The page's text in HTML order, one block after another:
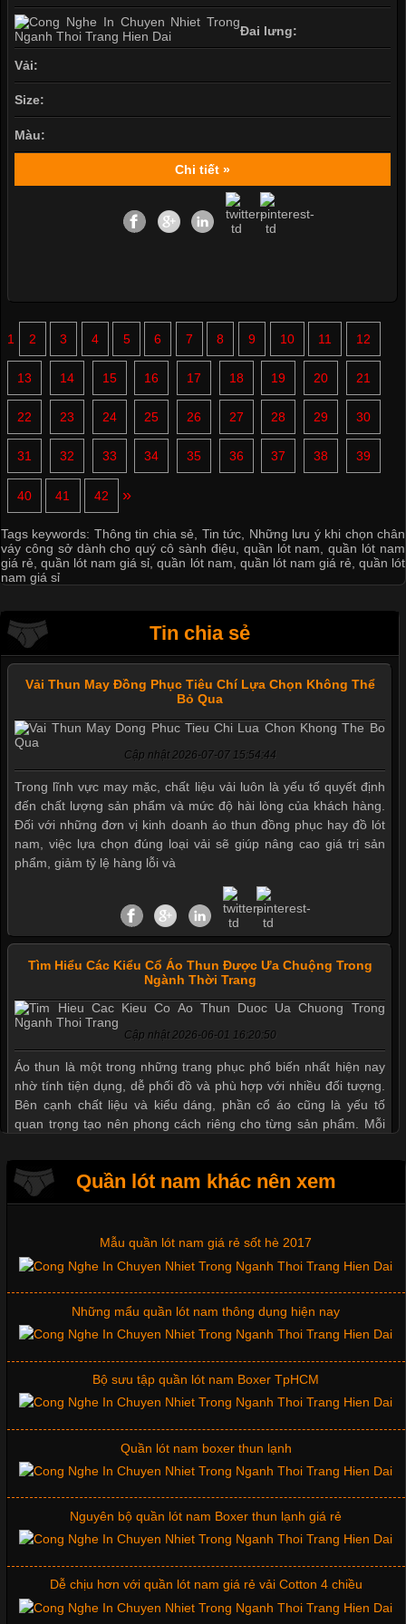
Đai lưng:
Vải:
Size:
Màu:
Chi tiết »
1 2 3 4 5 6 7 8 9 10 11 12
13 14 15 16 17 18 19 20 21
22 23 24 25 26 27 28 29 30
31 32 33 34 35 36 37 38 39
40 41 42 »
Tags keywords: Thông tin chia sẻ Tin tức
Những lưu ý khi chọn chân
váy công sở dành cho quý cô sành điệu
quần lót nam ,quần lót nam
giá rẻ ,quần lót nam giá sỉ ,quần lót nam quần lót nam giá rẻ quần lót
nam giá sỉ
Tin chia sẻ
Vải Thun May Đồng Phục Tiêu Chí Lựa Chọn Không Thể
Bỏ Qua
Cập nhật 2026-07-07 15:54:44
Trong lĩnh vực may mặc, chất liệu vải luôn là yếu tố quyết định
đến chất lượng sản phẩm và mức độ hài lòng của khách hàng.
Đối với những đơn vị kinh doanh áo thun đồng phục hay đồ lót
nam, việc lựa chọn đúng loại vải sẽ giúp nâng cao giá trị sản
phẩm, giảm tỷ lệ hàng lỗi và
Tìm Hiểu Các Kiểu Cổ Áo Thun Được Ưa Chuộng Trong
Ngành Thời Trang
Cập nhật 2026-06-01 16:20:50
Áo thun là một trong những trang phục phổ biến nhất hiện nay
nhờ tính tiện dụng, dễ phối đồ và phù hợp với nhiều đối tượng.
Bên cạnh chất liệu và kiểu dáng, phần cổ áo cũng là yếu tố
quan trọng tạo nên phong cách riêng cho từng sản phẩm. Mỗi
Những Mẫu Áo Thun Đồng Phục Công Ty Được Ưa
Chuộng Hiện Nay
Cập nhật 2026-06-01 14:23:34
chuyên nghiệp đóng vai trò quan trọng đối với sự phát triển của
doanh nghiệp. Một trong những giải pháp hiệu quả được nhiều
đơn vị lựa chọn hiện nay là sử dụng áo thun đồng phục công ty.
Chất Liệu Lycra Có Gì Đặc Biệt Trong Ngành Thời Trang?
Cập nhật 2026-05-27 17:03:46
Vải Lycra Là Gì? Chất Liệu Co Giãn Được Ưa Chuộng Trong
Ngành May Mặc Trong ngành thời trang hiện đại, các loại vải có
Quần lót nam khác nên xem
Mẫu quần short quần lót nam nữ hè thu 2017
Thị hiều quần lót nam bơi lội nam và nữ 2017
Xu hướng thời trang trẻ và quần lót nam giá sỉ
Giặt và bảo quản quần lót nam đúng cách
Mẫu quần lót nam giá rẻ sốt hè 2017
Những mẩu quần lót nam thông dụng hiện nay
Bộ sưu tập quần lót nam Boxer TpHCM
Quần lót nam boxer thun lạnh
Nguyên bộ quần lót nam Boxer thun lạnh giá rẻ
Dễ chịu hơn với quần lót nam giá rẻ vải Cotton 4 chiều